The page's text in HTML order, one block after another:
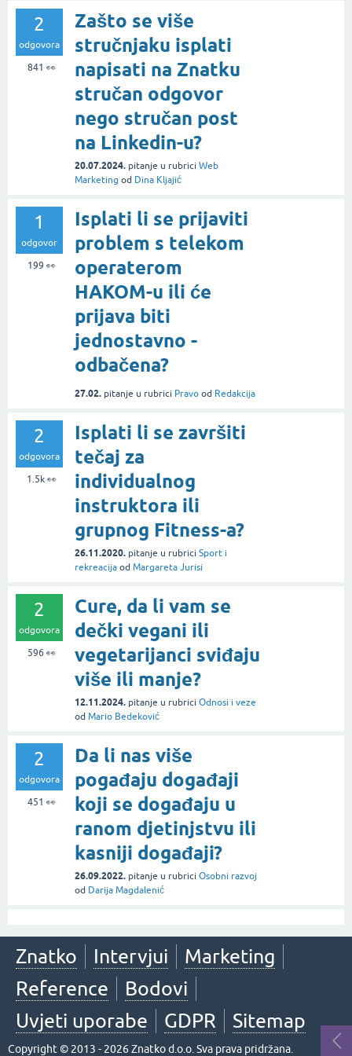
2
odgovora
841 👀
Zašto se više
stručnjaku isplati
napisati na Znatku
stručan odgovor
nego stručan post
na Linkedin-u?
20.07.2024. pitanje u rubrici Web
Marketing od Dina Kljajić
1
odgovor
199 👀
Isplati li se prijaviti
problem s telekom
operaterom
HAKOM-u ili će
prijava biti
jednostavno -
odbačena?
27.02. pitanje u rubrici Pravo od Redakcija
2
odgovora
1.5k👀
Isplati li se završiti
tečaj za
individualnog
instruktora ili
grupnog Fitness-a?
26.11.2020. pitanje u rubrici Sport i
rekreacija od Margareta Jurisi
2
odgovora
596 👀
Cure, da li vam se
dečki vegani ili
vegetarijanci sviđaju
više ili manje?
12.11.2024. pitanje u rubrici Odnosi i veze
od Mario Bedeković
2
odgovora
451 👀
Da li nas više
pogađaju događaji
koji se događaju u
ranom djetinjstvu ili
kasniji događaji?
26.09.2022. pitanje u rubrici Osobni razvoj
od Darija Magdalenić
Znatko Intervjui
Marketing
Reference
Bodovi
Uvjeti uporabe
GDPR Sitemap
Copyright © 2013 - 2026 Znatko d.o.o. Sva prava pridržana.